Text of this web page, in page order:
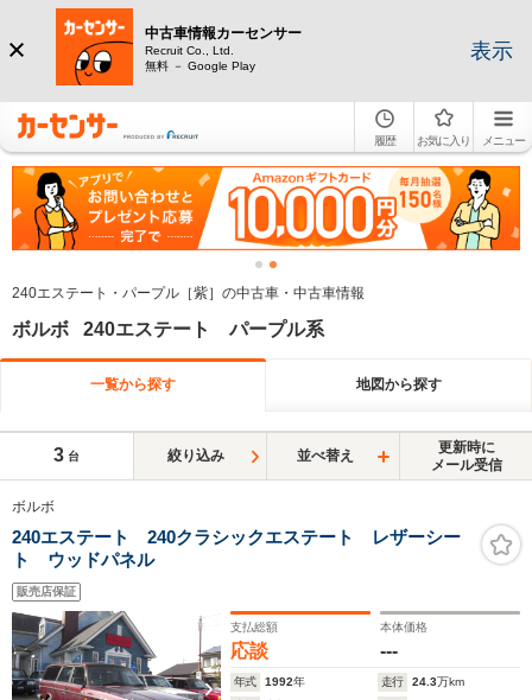
中古車情報カーセンサー
Recruit Co., Ltd.
無料 － Google Play
表示
履歴 お気に入り メニュー
240エステート・パープル［紫］の中古車・中古車情報
ボルボ 240エステート パープル系
一覧から探す 地図から探す
3 台 絞り込み 並べ替え
更新時に
メール受信
ボルボ
240エステート 240クラシックエステート レザーシー
ト ウッドパネル
販売店保証
支払総額
応談
本体価格
---
年式 1992年 走行 24.3万km